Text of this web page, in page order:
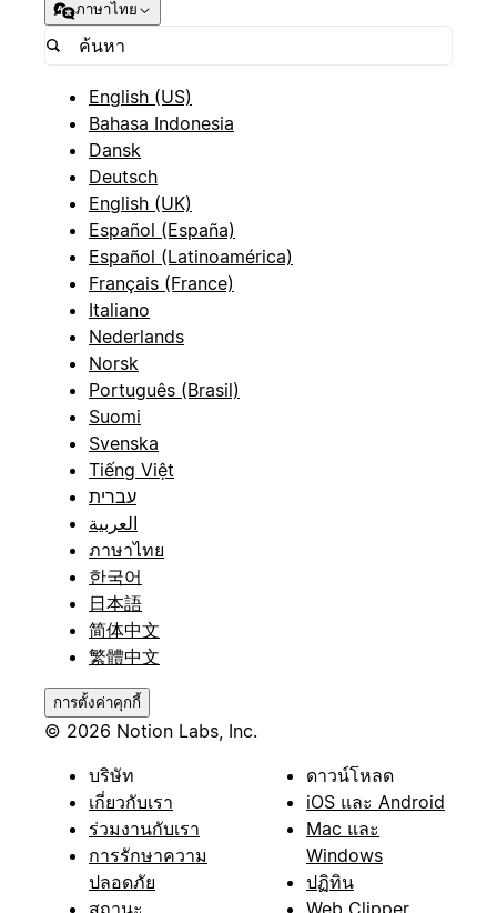
ภาษาไทย
English (US)
Bahasa Indonesia
Dansk
Deutsch
English (UK)
Español (España)
Español (Latinoamérica)
Français (France)
Italiano
Nederlands
Norsk
Português (Brasil)
Suomi
Svenska
Tiếng Việt
עברית
العربية
ภาษาไทย
한국어
日本語
简体中文
繁體中文
การตั้งค่าคุกกี้
© 2026 Notion Labs, Inc.
บริษัท
เกี่ยวกับเรา
ร่วมงานกับเรา
การรักษาความ
ปลอดภัย
สถานะ
ดาวน์โหลด
iOS และ Android
Mac และ
Windows
ปฏิทิน
Web Clipper